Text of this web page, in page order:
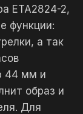
ETA2824-2,
функции:
а так
44 мм и
образ и
Для